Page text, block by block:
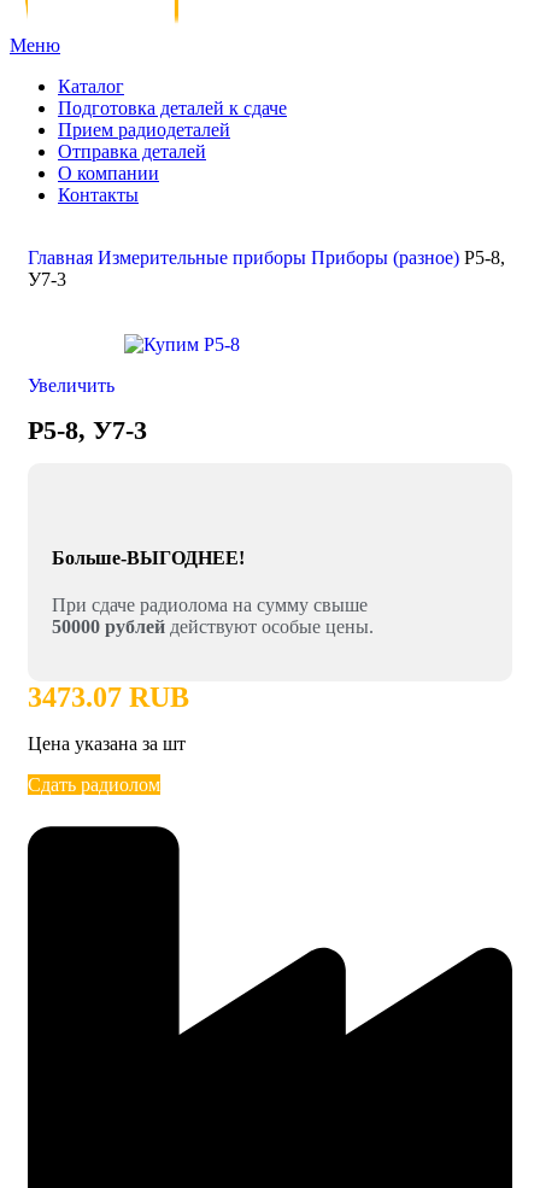
Меню
Каталог
Подготовка деталей к сдаче
Прием радиодеталей
Отправка деталей
О компании
Контакты
Поиск
Главная Измерительные приборы Приборы (разное) Р5-8,
У7-3
Увеличить
Р5-8, У7-3
Больше-ВЫГОДНЕЕ!
При сдаче радиолома на сумму свыше
50000 рублей действуют особые цены.
3473.07 RUB
Цена указана за шт
Сдать радиолом